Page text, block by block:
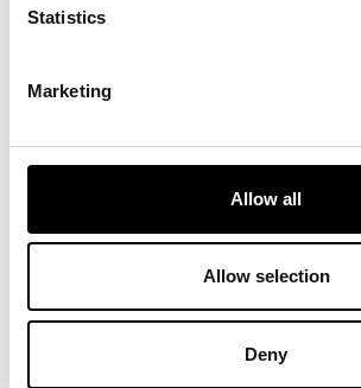
Statistics
Marketing
Allow all
Allow selection
Deny